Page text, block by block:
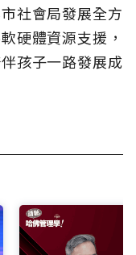
社會局發展全方
硬體資源支援，
孩子一路發展成